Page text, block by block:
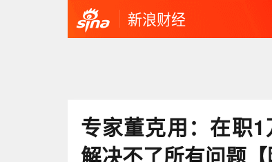
新浪财经
专家董克用：在职
解决不了所有问题【